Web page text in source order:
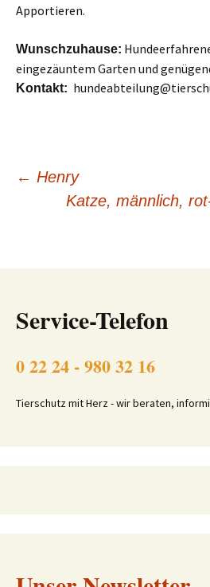
Apportieren.
Wunschzuhause:
eingezäuntem Garten und
Kontakt:
← Henry
Katze, männlich,
Service-Telefon
0 22 24 - 980 32 16
Tierschutz mit Herz - wir beraten,